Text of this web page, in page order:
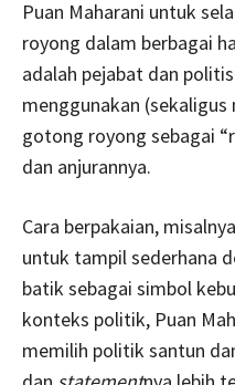
Puan Maharani untuk
royong dalam berbagai
adalah pejabat dan
menggunakan
gotong royong sebagai
dan anjurannya.
Cara berpakaian,
untuk tampil sederhana
batik sebagai simbol
konteks politik, Puan
memilih politik santun